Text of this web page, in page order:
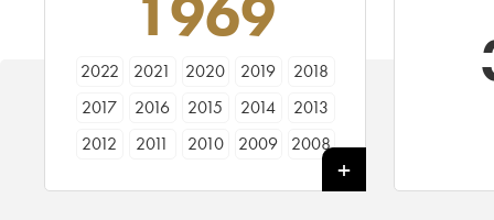
2022 2021 2020 2019
2018
2017
2016 2015 2014
2013
2012
2011 2010 2009
2008